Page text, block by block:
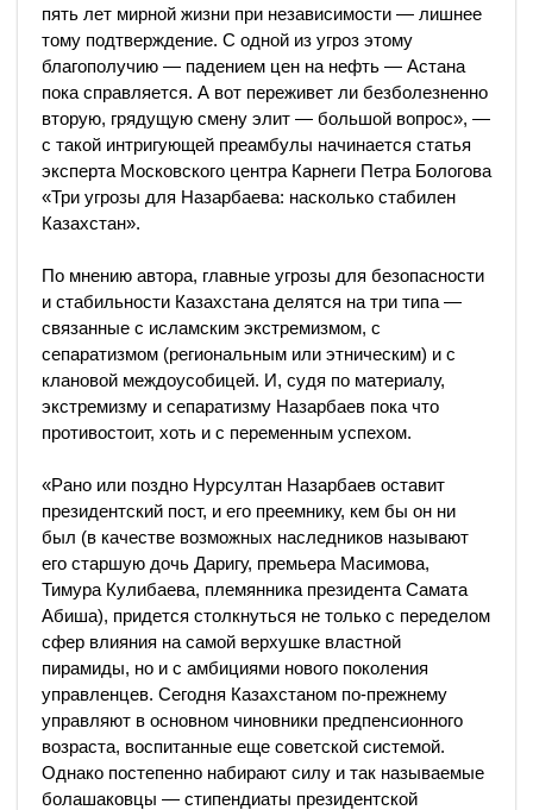
пять лет мирной жизни при независимости — лишнее
тому подтверждение. С одной из угроз этому
благополучию — падением цен на нефть — Астана
пока справляется. А вот переживет ли безболезненно
вторую, грядущую смену элит — большой вопрос», —
с такой интригующей преамбулы начинается статья
эксперта Московского центра Карнеги Петра Бологова
«Три угрозы для Назарбаева: насколько стабилен
Казахстан».
По мнению автора, главные угрозы для безопасности
и стабильности Казахстана делятся на три типа —
связанные с исламским экстремизмом, с
сепаратизмом (региональным или этническим) и с
клановой междоусобицей. И, судя по материалу,
экстремизму и сепаратизму Назарбаев пока что
противостоит, хоть и с переменным успехом.
«Рано или поздно Нурсултан Назарбаев оставит
президентский пост, и его преемнику, кем бы он ни
был (в качестве возможных наследников называют
его старшую дочь Даригу, премьера Масимова,
Тимура Кулибаева, племянника президента Самата
Абиша), придется столкнуться не только с переделом
сфер влияния на самой верхушке властной
пирамиды, но и с амбициями нового поколения
управленцев. Сегодня Казахстаном по-прежнему
управляют в основном чиновники предпенсионного
возраста, воспитанные еще советской системой.
Однако постепенно набирают силу и так называемые
болашаковцы — стипендиаты президентской